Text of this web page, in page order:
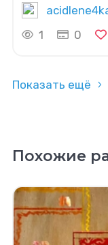
1
0
Показать ещё
Похожие